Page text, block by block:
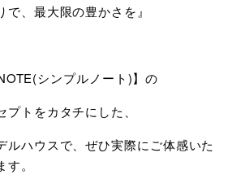
で、最大限の豊かさを』
シンプルノート)】の
トをカタチにした、
ルハウスで、ぜひ実際にご体感いた
。